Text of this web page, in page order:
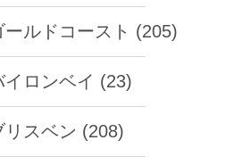
ルドコースト (205)
ロンベイ (23)
スベン (208)